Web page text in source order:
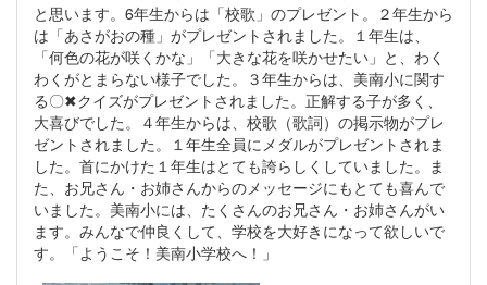
と思います。6年生からは「校歌」のプレゼント。２年生から
は「あさがおの種」がプレゼントされました。１年生は、
「何色の花が咲くかな」「大きな花を咲かせたい」と、わく
わくがとまらない様子でした。３年生からは、美南小に関す
る〇✖クイズがプレゼントされました。正解する子が多く、
大喜びでした。４年生からは、校歌（歌詞）の掲示物がプレ
ゼントされました。１年生全員にメダルがプレゼントされま
した。首にかけた１年生はとても誇らしくしていました。ま
た、お兄さん・お姉さんからのメッセージにもとても喜んで
いました。美南小には、たくさんのお兄さん・お姉さんがい
ます。みんなで仲良くして、学校を大好きになって欲しいで
す。「ようこそ！美南小学校へ！」